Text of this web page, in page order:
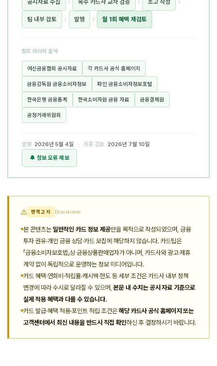
공시자료 수집 › 복수 카드사 교차 검증 › 초고 작성 ›
팀 내부 검토 › 발행 › 월 1회 혜택 재검토
참조 데이터 출처
여신금융협회 공시자료 각 카드사 공식 홈페이지
금융감독원 금융소비자정보 파인 금융소비자정보포털
한국은행 금융통계 한국소비자원 금융 자료 금융결제원
공정거래위원회
발행 2026년 5월 4일 · 최종 검토
2026년 7월 10일
🔔 정보 오류 제보
면책고지 Disclaimer
본 콘텐츠는 일반적인 카드 정보 제공만을 목적으로 작성되었으며, 금융
투자 권유·개인 금융 상담·카드 모집에 해당하지 않습니다. 카드팁은
「금융소비자보호법」상 금융상품판매업자가 아니며, 카드사와 광고·제휴
계약 없이 독립적으로 운영하는 정보 미디어입니다.
카드 혜택·연회비·적립률·캐시백·한도 등 세부 조건은 카드사 내부 정책
변경에 따라 수시로 달라질 수 있으며,본문 내 수치는 공시 자료 기준으로
실제 적용 혜택과 다를 수 있습니다.
카드 발급·혜택 적용·포인트 적립 조건은 해당 카드사 공식 홈페이지 또는
고객센터에서 최신 내용을 반드시 직접 확인하신 후 결정하시기 바랍니다.